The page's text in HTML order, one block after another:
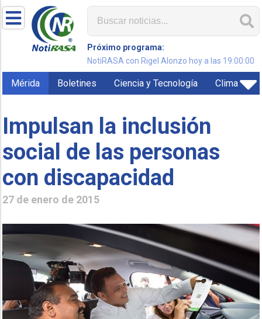
Próximo programa:
NotiRASA con Rigel Alonzo hoy a las 19:00:00
Mérida Boletines Ciencia y Tecnología Clima
Impulsan la inclusión
social de las personas
con discapacidad
27 de enero de 2015